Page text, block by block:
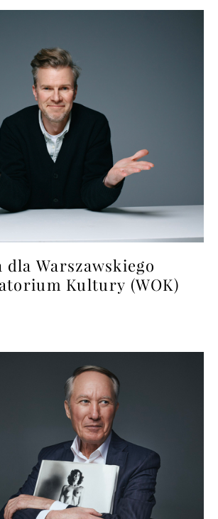
dla Warszawskiego
Kultury (WOK)